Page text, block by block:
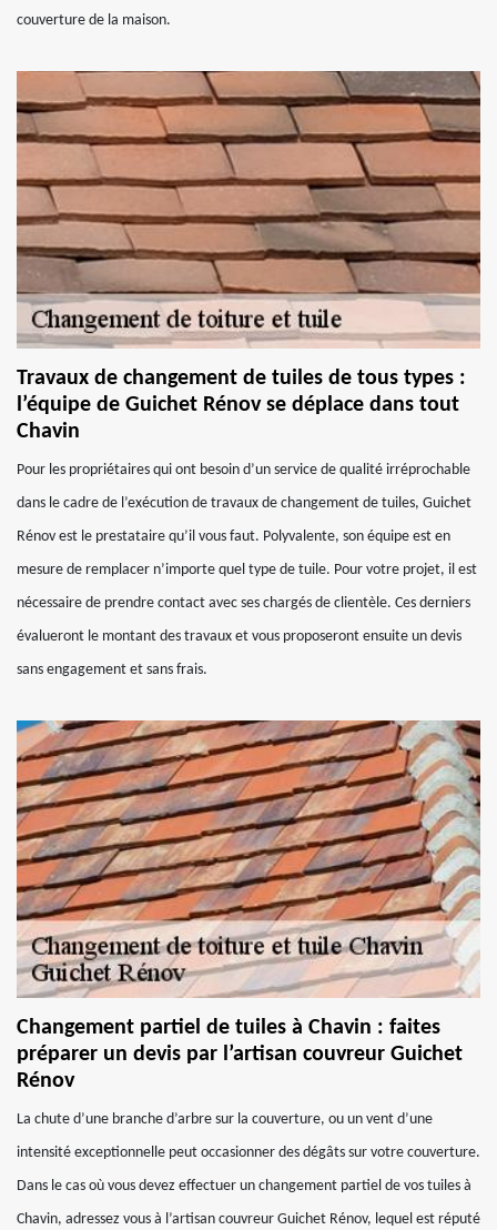
couverture de la maison.
Travaux de changement de tuiles de tous types :
l’équipe de Guichet Rénov se déplace dans tout
Chavin
Pour les propriétaires qui ont besoin d’un service de qualité irréprochable
dans le cadre de l’exécution de travaux de changement de tuiles, Guichet
Rénov est le prestataire qu’il vous faut. Polyvalente, son équipe est en
mesure de remplacer n’importe quel type de tuile. Pour votre projet, il est
nécessaire de prendre contact avec ses chargés de clientèle. Ces derniers
évalueront le montant des travaux et vous proposeront ensuite un devis
sans engagement et sans frais.
Changement partiel de tuiles à Chavin : faites
préparer un devis par l’artisan couvreur Guichet
Rénov
La chute d’une branche d’arbre sur la couverture, ou un vent d’une
intensité exceptionnelle peut occasionner des dégâts sur votre couverture.
Dans le cas où vous devez effectuer un changement partiel de vos tuiles à
Chavin, adressez vous à l’artisan couvreur Guichet Rénov, lequel est réputé